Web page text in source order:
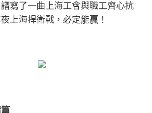
寫了一曲上海工會與職工齊心抗
上海捍衛戰，必定能贏！